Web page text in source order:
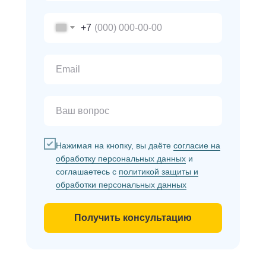
+7
Нажимая на кнопку, вы даёте согласие на
обработку персональных данных и
соглашаетесь с политикой защиты и
обработки персональных данных
Получить консультацию